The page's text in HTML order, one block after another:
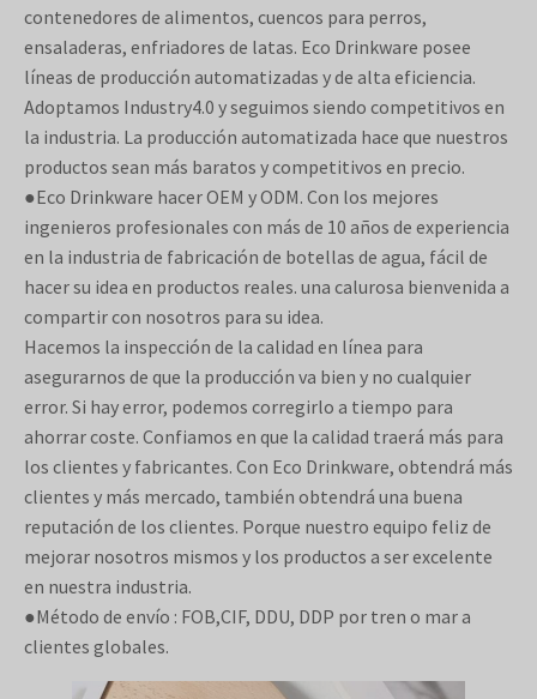
contenedores de alimentos, cuencos para perros,
ensaladeras, enfriadores de latas. Eco Drinkware posee
líneas de producción automatizadas y de alta eficiencia.
Adoptamos Industry4.0 y seguimos siendo competitivos en
la industria. La producción automatizada hace que nuestros
productos sean más baratos y competitivos en precio.
●Eco Drinkware hacer OEM y ODM. Con los mejores
ingenieros profesionales con más de 10 años de experiencia
en la industria de fabricación de botellas de agua, fácil de
hacer su idea en productos reales. una calurosa bienvenida a
compartir con nosotros para su idea.
Hacemos la inspección de la calidad en línea para
asegurarnos de que la producción va bien y no cualquier
error. Si hay error, podemos corregirlo a tiempo para
ahorrar coste. Confiamos en que la calidad traerá más para
los clientes y fabricantes. Con Eco Drinkware, obtendrá más
clientes y más mercado, también obtendrá una buena
reputación de los clientes. Porque nuestro equipo feliz de
mejorar nosotros mismos y los productos a ser excelente
en nuestra industria.
●Método de envío : FOB,CIF, DDU, DDP por tren o mar a
clientes globales.